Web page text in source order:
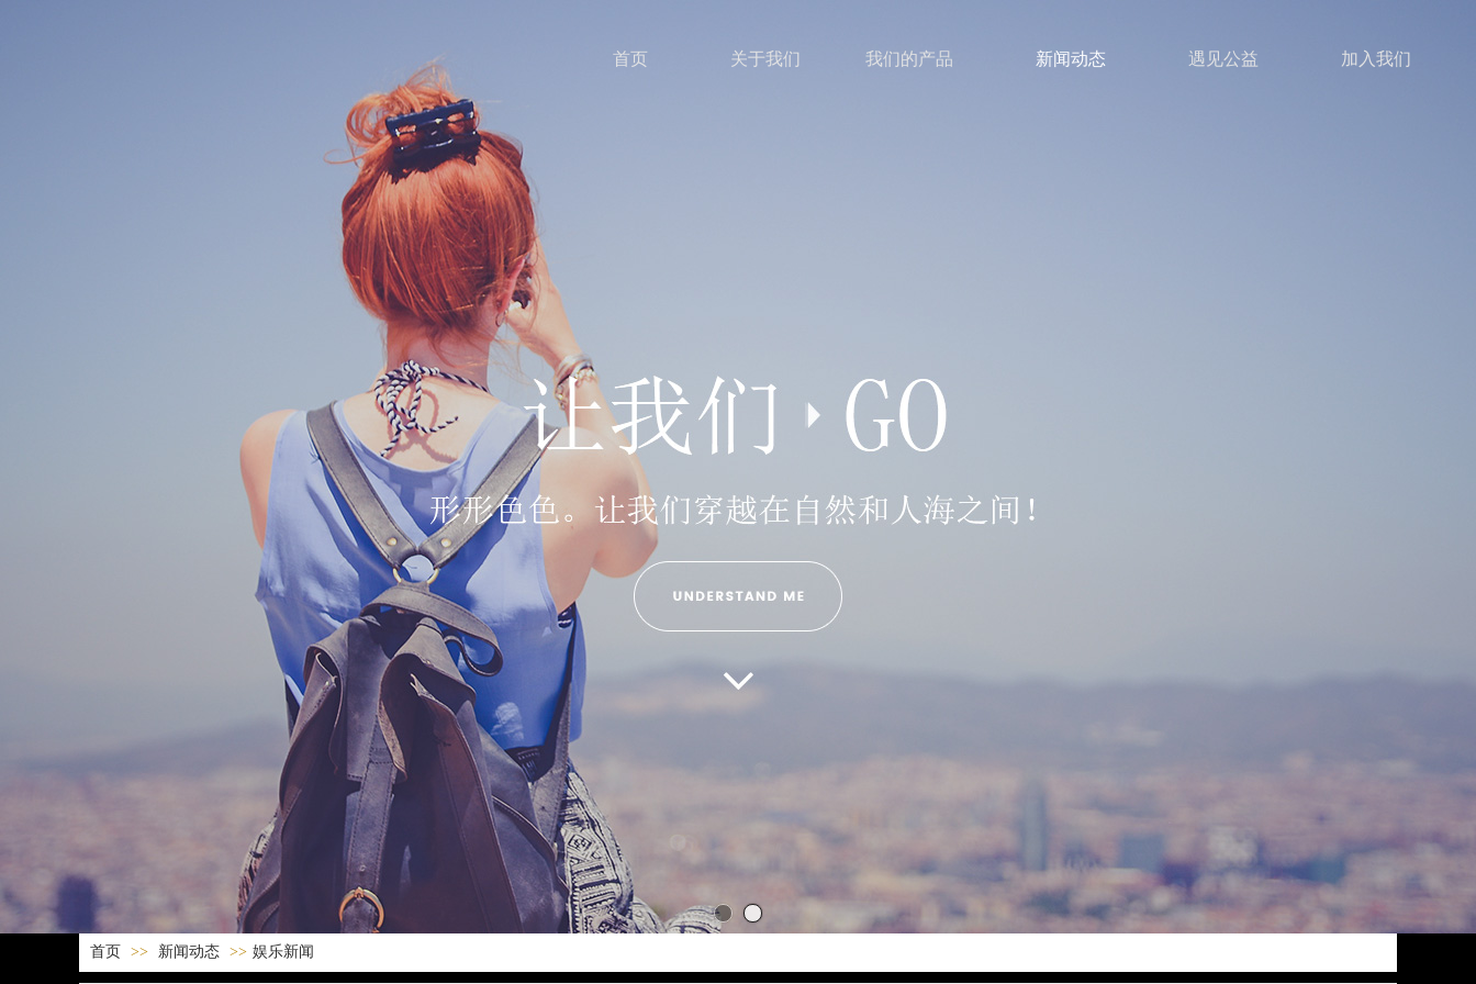
首页 关于我们 我们的产品 新闻动态 遇见公益 加入我们
首页 >> 新闻动态 >> 娱乐新闻